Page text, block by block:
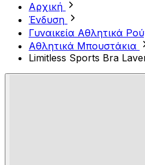
Αρχική
Ένδυση
Γυναικεία Αθλητικά
Aθλητικά Μπουστάκια
Limitless Sports Bra